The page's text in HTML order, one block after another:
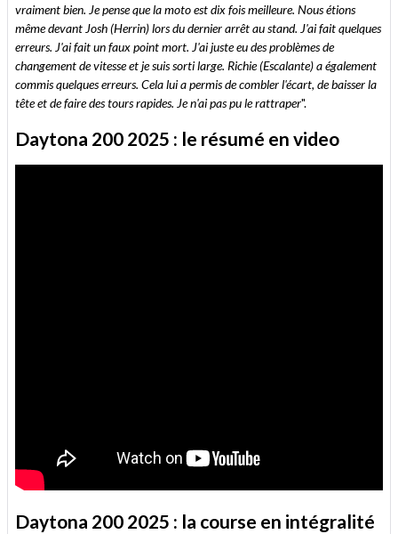
vraiment bien. Je pense que la moto est dix fois meilleure. Nous étions
même devant Josh (Herrin) lors du dernier arrêt au stand. J'ai fait quelques
erreurs. J'ai fait un faux point mort. J'ai juste eu des problèmes de
changement de vitesse et je suis sorti large. Richie (Escalante) a également
commis quelques erreurs. Cela lui a permis de combler l'écart, de baisser la
tête et de faire des tours rapides. Je n'ai pas pu le rattraper".
Daytona 200 2025 : le résumé en video
Daytona 200 2025 : la course en intégralité